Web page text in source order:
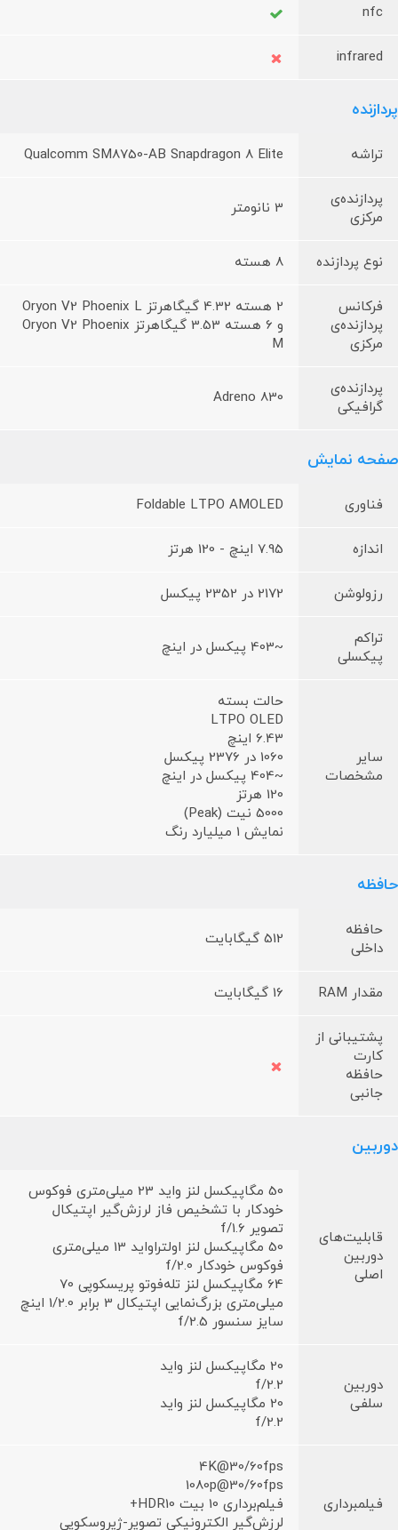
nfc
infrared
پردازنده
تراشه Qualcomm SM8750-AB Snapdragon 8 Elite
پردازنده‌ی
مرکزی
3 نانومتر
نوع پردازنده 8 هسته‌
فرکانس
پردازنده‌ی
مرکزی
2 هسته 4.32 گیگاهرتز Oryon V2 Phoenix L
و 6 هسته 3.53 گیگاهرتز Oryon V2 Phoenix
M
پردازنده‌ی
گرافیکی
Adreno 830
صفحه نمایش
فناوری Foldable LTPO AMOLED
اندازه 7.95 اینچ - 120 هرتز
رزولوشن 2172 در 2352 پیکسل
تراکم
پیکسلی
~403 پیکسل در اینچ
سایر
مشخصات
حالت بسته
LTPO OLED
6.43 اینچ
1060 در 2376 پیکسل
~404 پیکسل در اینچ
120 هرتز
5000 نیت (Peak)
نمایش 1 میلیارد رنگ
حافظه
حافظه
داخلی
512 گیگابایت
مقدار RAM 16 گیگابایت
پشتیبانی از
کارت
حافظه
جانبی
دوربین
قابلیت‌های
دوربین
اصلی
50 مگاپیکسل لنز واید 23 میلی‌متری فوکوس
خودکار با تشخیص فاز لرزش‌گیر اپتیکال
تصویر f/1.6
50 مگاپیکسل لنز اولتراواید 13 میلی‌متری
فوکوس خودکار f/2.0
64 مگاپیکسل لنز تله‌فوتو پریسکوپی 70
میلی‌متری بزرگ‌نمایی اپتیکال 3 برابر 1/2.0 اینچ
سایز سنسور f/2.5
دوربین
سلفی
20 مگاپیکسل لنز واید
f/2.2
20 مگاپیکسل لنز واید
f/2.2
فیلمبرداری
4K@30/60fps
1080p@30/60fps
فیلم‌برداری 10 بیت HDR10+
لرزش‌گیر الکترونیکی تصویر-ژیروسکوپی